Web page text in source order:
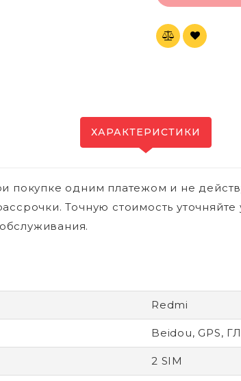
ХАРАКТЕРИСТИКИ
покупке одним платежом и не
Точную стоимость
Redmi
Beidou, GPS,
2 SIM